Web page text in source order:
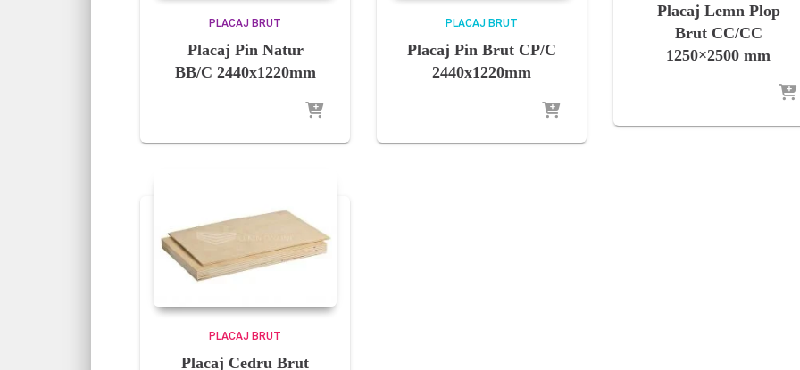
PLACAJ BRUT
Placaj Pin Natur
BB/C 2440x1220mm
PLACAJ BRUT
Placaj Pin Brut CP/C
2440x1220mm
Placaj Lemn Plop
Brut CC/CC
1250×2500 mm
PLACAJ BRUT
Placaj Cedru Brut